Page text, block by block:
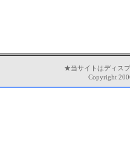
★当サイトはディス
Copyright